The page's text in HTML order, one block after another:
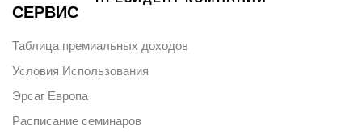
СЕРВИС
Таблица премиальных доходов
Условия Использования
Эрсаг Европа
Расписание семинаров